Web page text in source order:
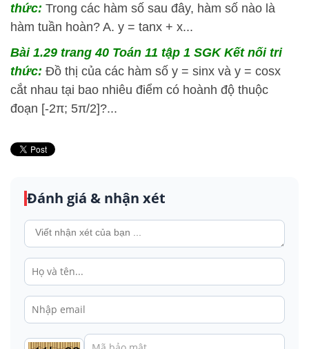
thức: Trong các hàm số sau đây, hàm số nào là
hàm tuần hoàn? A. y = tanx + x...
Bài 1.29 trang 40 Toán 11 tập 1 SGK Kết nối tri
thức: Đồ thị của các hàm số y = sinx và y = cosx
cắt nhau tại bao nhiêu điểm có hoành độ thuộc
đoạn [-2π; 5π/2]?...
Đánh giá & nhận xét